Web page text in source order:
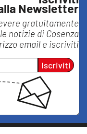
Newsletter
gratuitamente
notizie di Cosenza
email e iscriviti
Iscriviti